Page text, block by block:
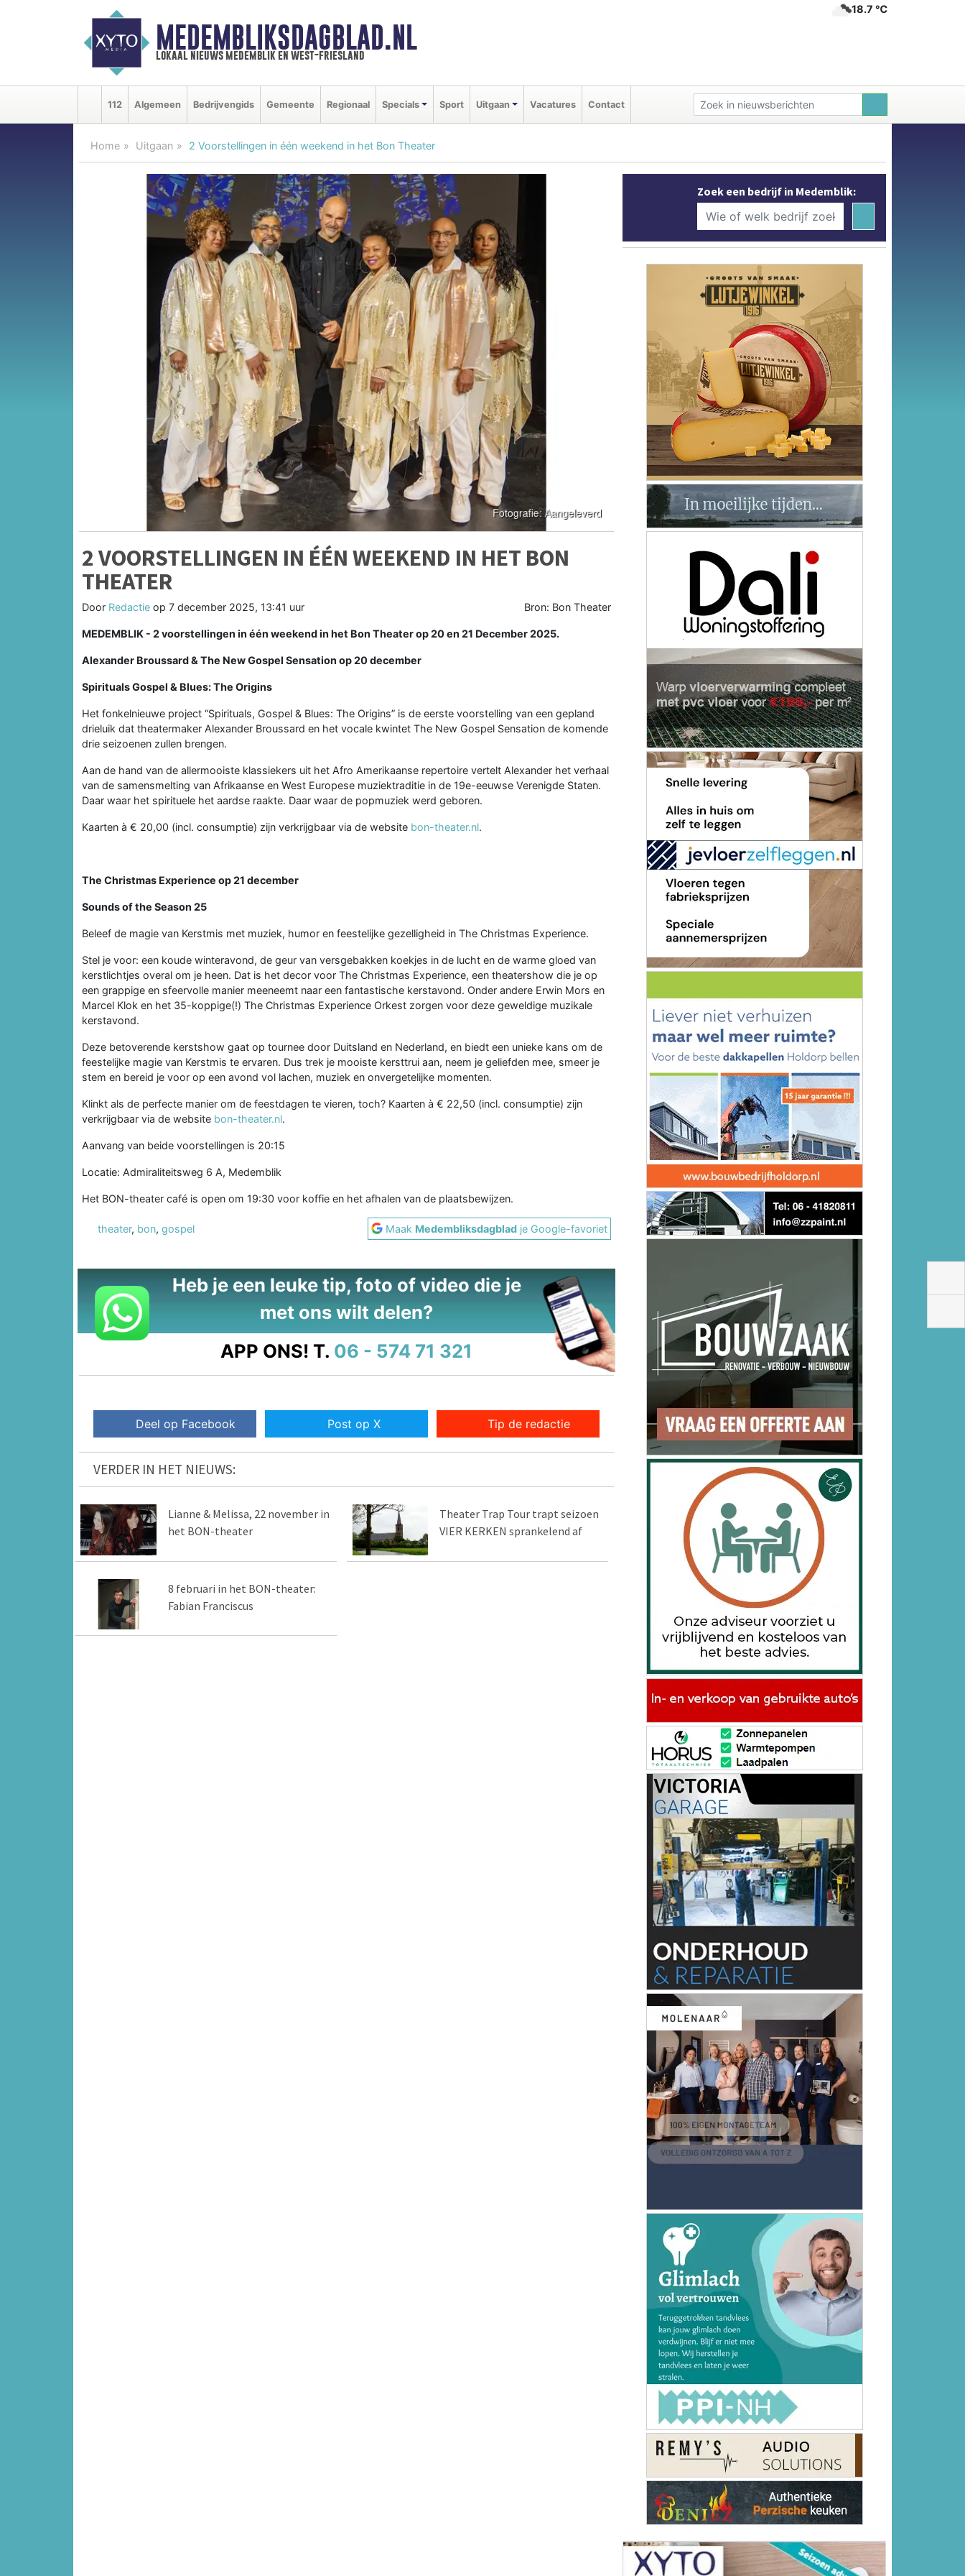
MEDEMBLIKSDAGBLAD.NL
lokaal nieuws medemblik en west-friesland
18.7 ℃
112 Algemeen Bedrijvengids Gemeente Regionaal Specials Sport Uitgaan Vacatures Contact
Home Uitgaan 2 Voorstellingen in één weekend in het Bon Theater
2 VOORSTELLINGEN IN ÉÉN WEEKEND IN HET BON
THEATER
Door Redactie op 7 december 2025, 13:41 uur Bron: Bon Theater
MEDEMBLIK - 2 voorstellingen in één weekend in het Bon Theater op 20 en 21 December 2025.
Alexander Broussard & The New Gospel Sensation op 20 december
Spirituals Gospel & Blues: The Origins
Het fonkelnieuwe project “Spirituals, Gospel & Blues: The Origins” is de eerste voorstelling van een gepland
drieluik dat theatermaker Alexander Broussard en het vocale kwintet The New Gospel Sensation de komende
drie seizoenen zullen brengen.
Aan de hand van de allermooiste klassiekers uit het Afro Amerikaanse repertoire vertelt Alexander het verhaal
van de samensmelting van Afrikaanse en West Europese muziektraditie in de 19e-eeuwse Verenigde Staten.
Daar waar het spirituele het aardse raakte. Daar waar de popmuziek werd geboren.
Kaarten à € 20,00 (incl. consumptie) zijn verkrijgbaar via de website bon-theater.nl.
The Christmas Experience op 21 december
Sounds of the Season 25
Beleef de magie van Kerstmis met muziek, humor en feestelijke gezelligheid in The Christmas Experience.
Stel je voor: een koude winteravond, de geur van versgebakken koekjes in de lucht en de warme gloed van
kerstlichtjes overal om je heen. Dat is het decor voor The Christmas Experience, een theatershow die je op
een grappige en sfeervolle manier meeneemt naar een fantastische kerstavond. Onder andere Erwin Mors en
Marcel Klok en het 35-koppige(!) The Christmas Experience Orkest zorgen voor deze geweldige muzikale
kerstavond.
Deze betoverende kerstshow gaat op tournee door Duitsland en Nederland, en biedt een unieke kans om de
feestelijke magie van Kerstmis te ervaren. Dus trek je mooiste kersttrui aan, neem je geliefden mee, smeer je
stem en bereid je voor op een avond vol lachen, muziek en onvergetelijke momenten.
Klinkt als de perfecte manier om de feestdagen te vieren, toch? Kaarten à € 22,50 (incl. consumptie) zijn
verkrijgbaar via de website bon-theater.nl.
Aanvang van beide voorstellingen is 20:15
Locatie: Admiraliteitsweg 6 A, Medemblik
Het BON-theater café is open om 19:30 voor koffie en het afhalen van de plaatsbewijzen.
theater, bon, gospel Maak Medembliksdagblad je Google-favoriet
Heb je een leuke tip, foto of video die je
met ons wilt delen?
APP ONS! T. 06 - 574 71 321
Deel op Facebook Post op X Tip de redactie
VERDER IN HET NIEUWS:
Lianne & Melissa, 22 november in
het BON-theater
Theater Trap Tour trapt seizoen
VIER KERKEN sprankelend af
8 februari in het BON-theater:
Fabian Franciscus
Zoek een bedrijf in Medemblik: